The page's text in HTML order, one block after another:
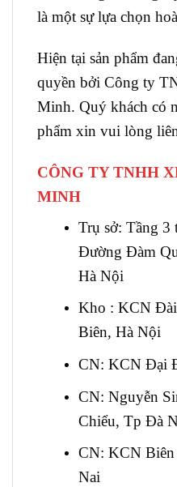
là một sự lựa chọn
Hiện tại sản phẩm
quyền bởi Công ty
Minh. Quý khách có
phẩm xin vui lòng
CÔNG TY TNHH
MINH
Trụ sở: Tầng 3
Đường Đàm
Hà Nội
Kho : KCN
Biên, Hà Nội
CN: KCN Đại
CN: Nguyễn
Chiểu, Tp Đà
CN: KCN
Nai